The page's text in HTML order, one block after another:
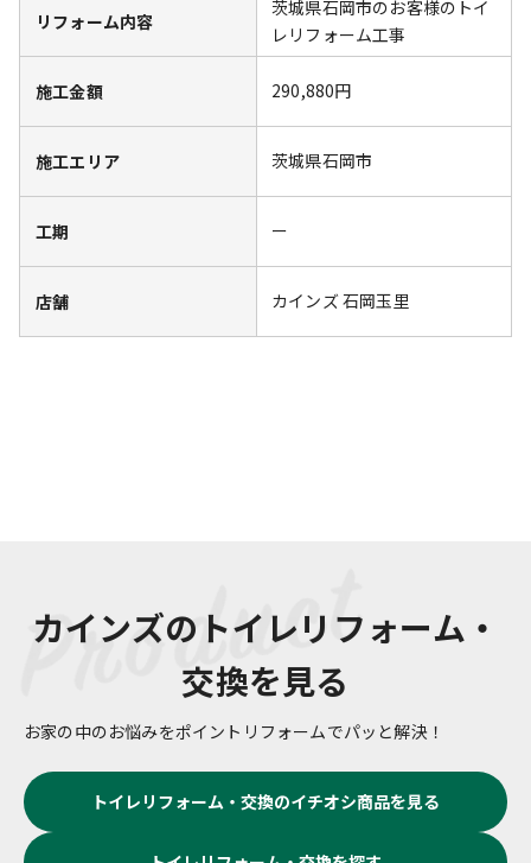
リフォーム内容
茨城県石岡市のお客様のトイ
レリフォーム工事
施工金額 290,880円
施工エリア 茨城県石岡市
工期 ー
店舗 カインズ 石岡玉里
カインズの トイレリフォーム・
交換を見る
お家の中のお悩みをポイントリフォームでパッと解決！
トイレリフォーム・交換のイチオシ商品を見る